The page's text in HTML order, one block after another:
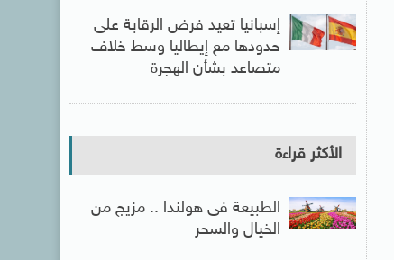
إسبانيا تعيد فرض الرقابة على
حدودها مع إيطاليا وسط خلاف
متصاعد بشأن الهجرة
الأكثر قراءة
الطبيعة فى هولندا .. مزيج من
الخيال والسحر